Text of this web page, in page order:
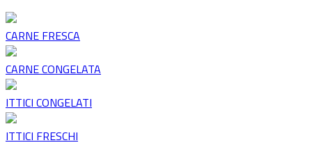
CARNE FRESCA
CARNE CONGELATA
ITTICI CONGELATI
ITTICI FRESCHI